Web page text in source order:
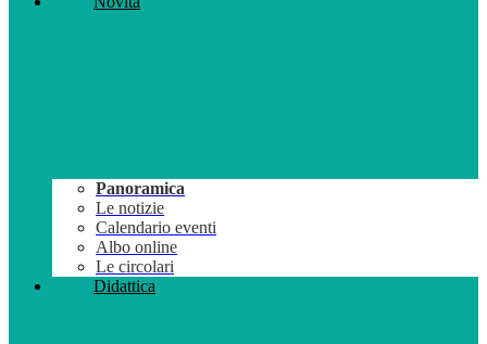
Panoramica
Le notizie
Calendario eventi
Albo online
Le circolari
Didattica